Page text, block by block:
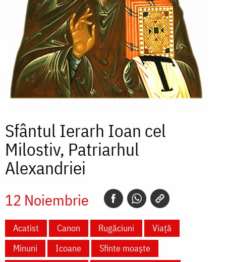
Sfântul Ierarh Ioan cel
Milostiv, Patriarhul
Alexandriei
12 Noiembrie
Acatist Canon Rugăciuni
Viață
Minuni
Icoane
Sfinte moaște